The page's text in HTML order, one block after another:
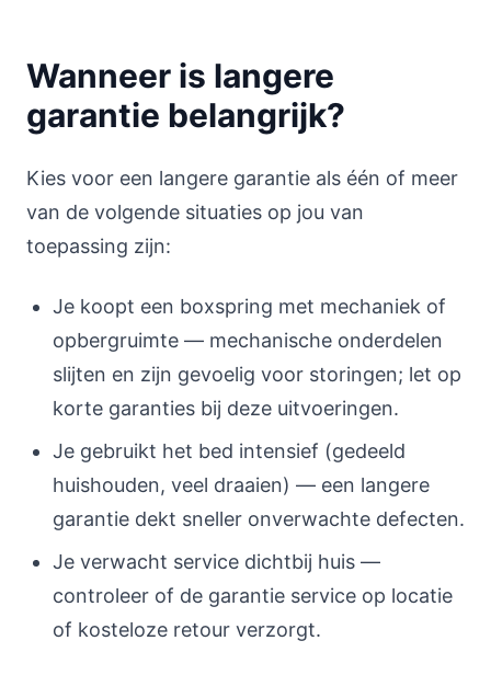
Wanneer is langere
garantie belangrijk?
Kies voor een langere garantie als één of meer
van de volgende situaties op jou van
toepassing zijn:
Je koopt een boxspring met mechaniek of
opbergruimte — mechanische onderdelen
slijten en zijn gevoelig voor storingen; let op
korte garanties bij deze uitvoeringen.
Je gebruikt het bed intensief (gedeeld
huishouden, veel draaien) — een langere
garantie dekt sneller onverwachte defecten.
Je verwacht service dichtbij huis —
controleer of de garantie service op locatie
of kosteloze retour verzorgt.